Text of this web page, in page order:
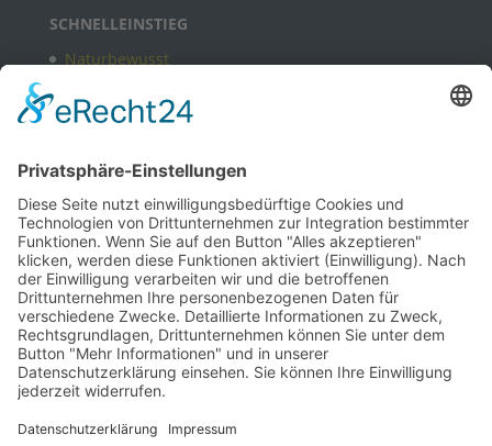
SCHNELLEINSTIEG
Naturbewusst
Kulturbewusst
B2B
Kontakt Newsletter